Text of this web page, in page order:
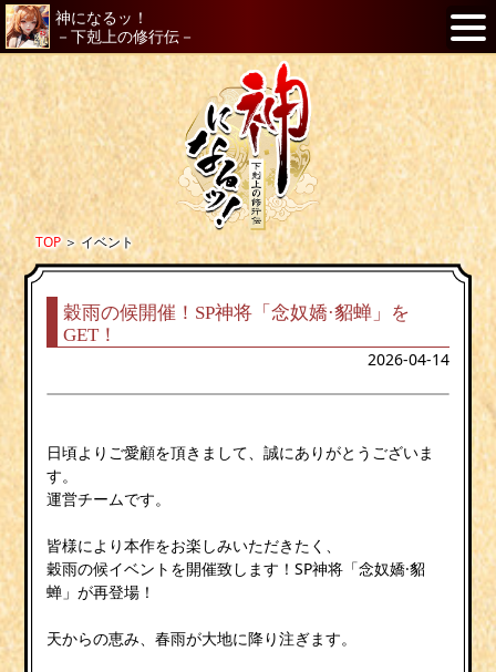
神になるッ！
－下剋上の修行伝－
TOP＞イベント
穀雨の候開催！SP神将「念奴嬌·貂蝉」を
GET！
2026-04-14
日頃よりご愛顧を頂きまして、誠にありがとうございま
す。
運営チームです。
皆様により本作をお楽しみいただきたく、
穀雨の候イベントを開催致します！SP神将「念奴嬌·貂
蝉」が再登場！
天からの恵み、春雨が大地に降り注ぎます。